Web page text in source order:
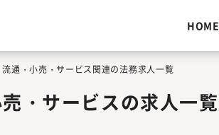
HOME
流通・小売・サービス関連の法務求人一覧
・サービスの求人一覧